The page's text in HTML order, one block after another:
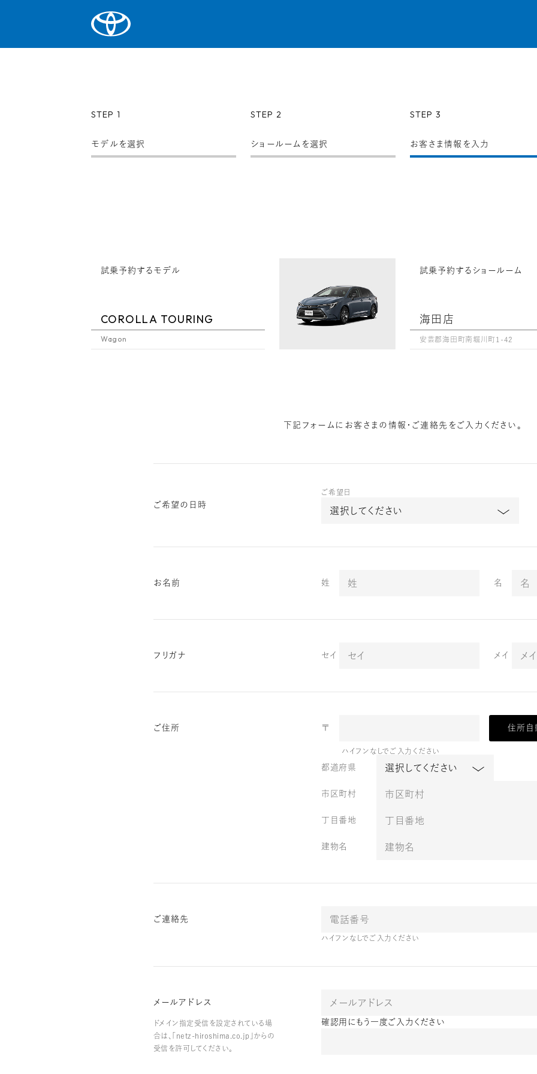
STEP 1
モデルを選択
STEP 2
ショールーム を選択
STEP 3
お客さま情報 を入力
試乗予約するモデル
COROLLA TOURING
Wagon
試乗予約するショールーム
海田店
安芸郡海田町南堀川町1-42
下記フォームに お客さまの情報・ご連絡先をご入力ください。
ご希望の日時
ご希望日
お名前 姓 名
フリガナ セイ メイ
ご住所 〒
ハイフンなしでご入力ください
住所自
都道府県
市区町村
丁目番地
建物名
ご連絡先
ハイフンなしでご入力ください
メールアドレス
ドメイン指定受信を設定されている場
合は、「netz-hiroshima.co.jp」からの
受信を許可してください。
確認用にもう一度ご入力ください